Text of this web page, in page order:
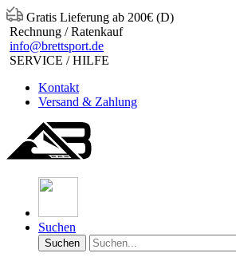
Gratis Lieferung ab 200€ (D)
Rechnung / Ratenkauf
info@brettsport.de
SERVICE / HILFE
Kontakt
Versand & Zahlung
Suchen
Suchen